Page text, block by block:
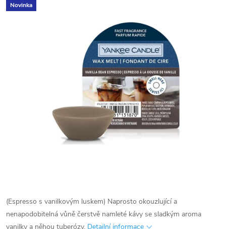
Novinka
(Espresso s vanilkovým luskem) Naprosto okouzlující a
nenapodobitelná vůně čerstvě namleté kávy se sladkým aroma
vanilky a něhou tuberózy. Detailní informace